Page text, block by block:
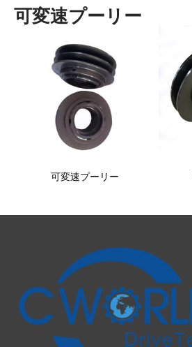
可変速プーリー
可変速プーリー